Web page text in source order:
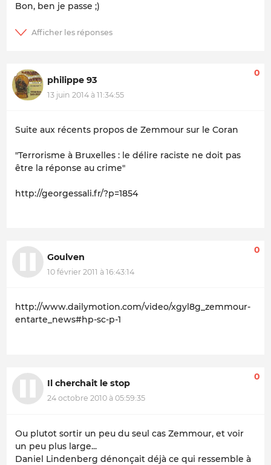
Bon, ben je passe ;)
philippe 93
13 juin 2014 à 11:34:55
0
Suite aux récents propos de Zemmour sur le Coran
"Terrorisme à Bruxelles : le délire raciste ne doit pas
être la réponse au crime"
http://georgessali.fr/?p=1854
Goulven
10 février 2011 à 16:43:14
0
http://www.dailymotion.com/video/xgyl8g_zemmour-
entarte_news#hp-sc-p-1
Il cherchait le stop
24 octobre 2010 à 05:59:35
0
Ou plutot sortir un peu du seul cas Zemmour, et voir
un peu plus large...
Daniel Lindenberg dénonçait déjà ce qui ressemble à